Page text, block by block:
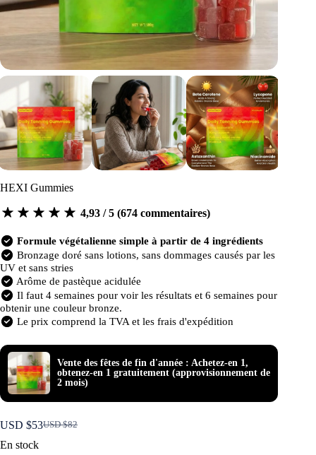
HEXI Gummies
4,93 / 5 (674 commentaires)
Formule végétalienne simple à partir de 4 ingrédients
Bronzage doré sans lotions, sans dommages causés par les
UV et sans stries
Arôme de pastèque acidulée
Il faut 4 semaines pour voir les résultats et 6 semaines pour
obtenir une couleur bronze.
Le prix comprend la TVA et les frais d'expédition
Vente des fêtes de fin d'année : Achetez-en 1,
obtenez-en 1 gratuitement (approvisionnement de
2 mois)
USD $82
Le
prix
USD $53Le
prix
En stock